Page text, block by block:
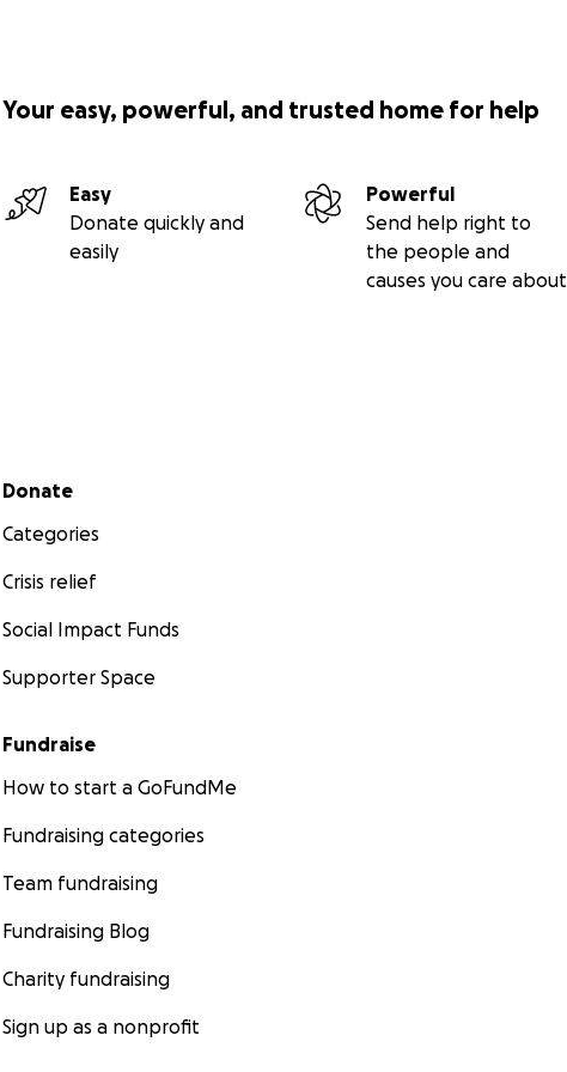
に感謝します。 イブライマ・サールの友達
Your easy, powerful, and trusted home for help
Easy
Donate quickly and
easily
Powerful
Send help right to
the people and
causes you care about
Secondary menu
Donate
Categories
Crisis relief
Social Impact Funds
Supporter Space
Fundraise
How to start a GoFundMe
Fundraising categories
Team fundraising
Fundraising Blog
Charity fundraising
Sign up as a nonprofit